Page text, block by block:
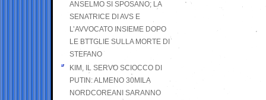
ANSELMO SI SPOSANO; LA
SENATRICE DI AVS E
L’AVVOCATO INSIEME DOPO
LE BTTGLIE SULLA MORTE DI
STEFANO
KIM, IL SERVO SCIOCCO DI
PUTIN: ALMENO 30MILA
NORDCOREANI SARANNO